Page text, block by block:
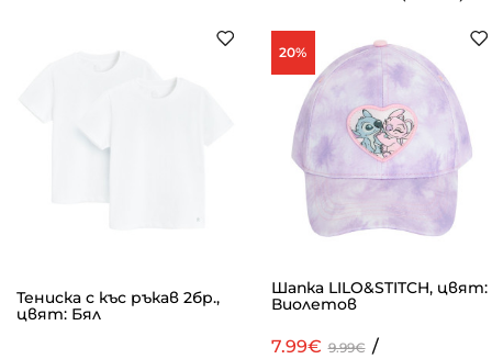
Тениска с къс ръкав 2бр.,
цвят: Бял
20%
Шапка LILO&STITCH, цвят:
Виолетов
7.99€ 9.99€ /